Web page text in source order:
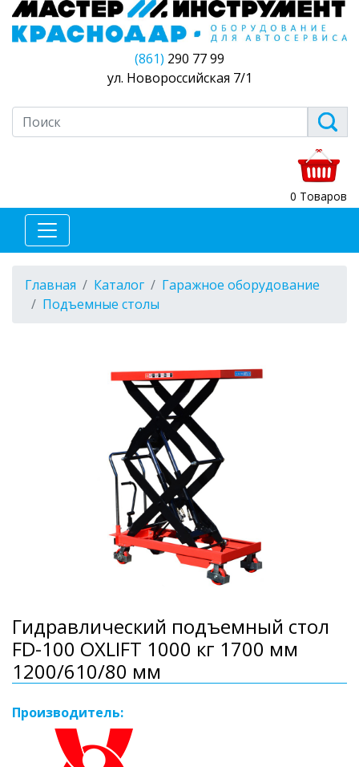
(861) 290 77 99
ул. Новороссийская 7/1
0 Товаров
Главная Каталог
Гаражное оборудование
Подъемные столы
Гидравлический подъемный стол
FD-100 OXLIFT 1000 кг 1700 мм
1200/610/80 мм
Производитель: